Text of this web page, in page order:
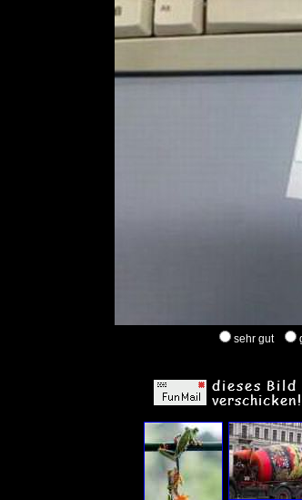
sehr gut